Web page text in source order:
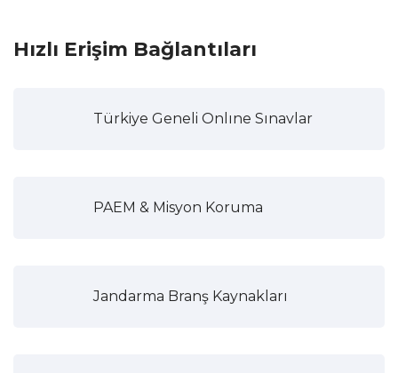
Hızlı Erişim Bağlantıları
Türkiye Geneli Onlıne Sınavlar
PAEM & Misyon Koruma
Jandarma Branş Kaynakları